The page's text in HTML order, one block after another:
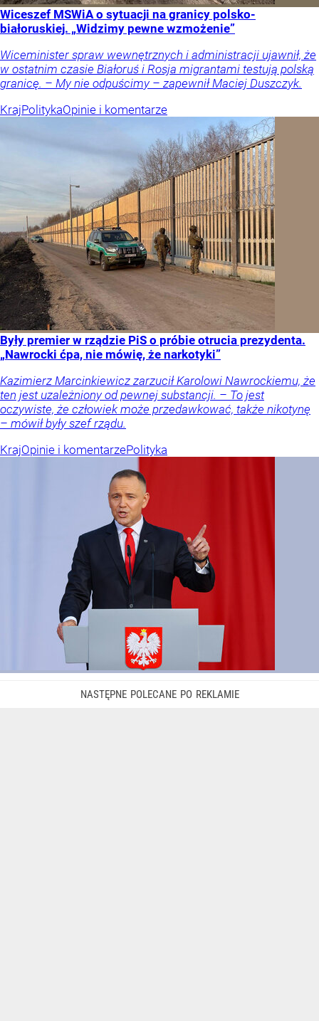
Wiceszef MSWiA o sytuacji na granicy polsko-
białoruskiej. „Widzimy pewne wzmożenie”
Wiceminister spraw wewnętrznych i administracji ujawnił, że
w ostatnim czasie Białoruś i Rosja migrantami testują polską
granicę. – My nie odpuścimy – zapewnił Maciej Duszczyk.
KrajPolitykaOpinie i komentarze
Były premier w rządzie PiS o próbie otrucia prezydenta.
„Nawrocki ćpa, nie mówię, że narkotyki”
Kazimierz Marcinkiewicz zarzucił Karolowi Nawrockiemu, że
ten jest uzależniony od pewnej substancji. – To jest
oczywiste, że człowiek może przedawkować, także nikotynę
– mówił były szef rządu.
KrajOpinie i komentarzePolityka